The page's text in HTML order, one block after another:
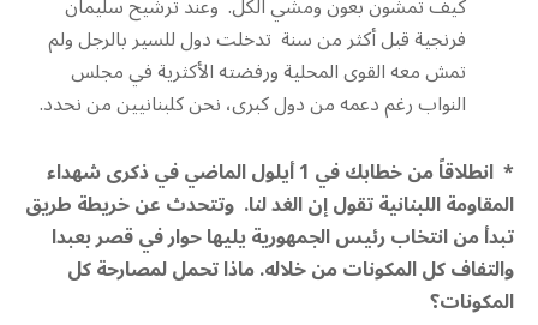
فرنجية قبل أكثر من سنة تدخلت دول للسير بالرجل ولم
تمش معه القوى المحلية ورفضته الأكثرية في مجلس
النواب رغم دعمه من دول كبرى، نحن كلبنانيين من نحدد.
* انطلاقاً من خطابك في 1 أيلول الماضي في ذكرى شهداء
المقاومة اللبنانية تقول إن الغد لنا. وتتحدث عن خريطة طريق
تبدأ من انتخاب رئيس الجمهورية يليها حوار في قصر بعبدا
والتفاف كل المكونات من خلاله. ماذا تحمل لمصارحة كل
المكونات؟